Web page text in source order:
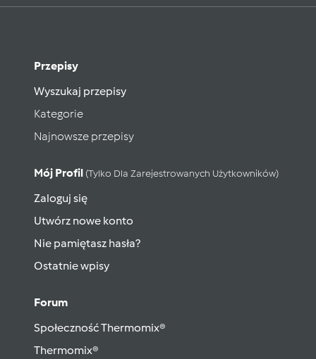
Przepisy
Wyszukaj przepisy
Kategorie
Najnowsze przepisy
Mój Profil (tylko Dla Zarejestrowanych Użytkowników)
Zaloguj się
Utwórz nowe konto
Nie pamiętasz hasła?
Ostatnie wpisy
Forum
Społeczność Thermomix®
Thermomix®